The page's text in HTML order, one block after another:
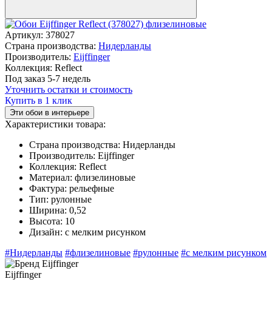
Артикул: 378027
Страна производства: Нидерланды
Производитель: Eijffinger
Коллекция: Reflect
Под заказ 5-7 недель
Уточнить остатки и стоимость
Купить в 1 клик
Эти обои в интерьере
Характеристики товара:
Страна производства: Нидерланды
Производитель: Eijffinger
Коллекция: Reflect
Материал: флизелиновые
Фактура: рельефные
Тип: рулонные
Ширина: 0,52
Высота: 10
Дизайн: с мелким рисунком
#Нидерланды #флизелиновые #рулонные #с мелким рисунком
Eijffinger